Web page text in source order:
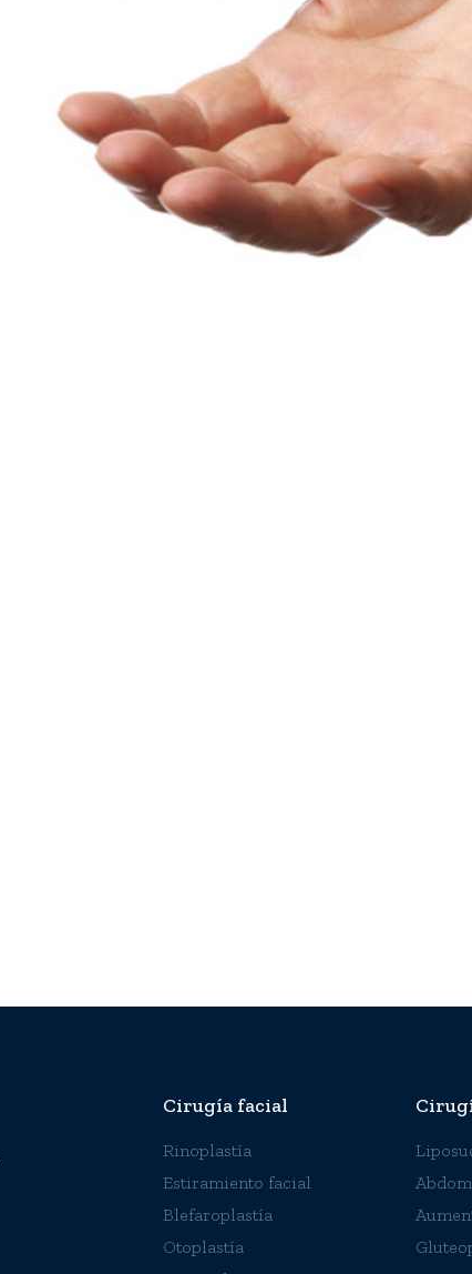
Cirugía facial
Rinoplastía
Estiramiento facial
Blefaroplastía
Otoplastía